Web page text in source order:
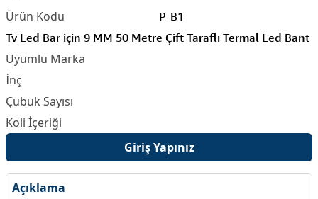
P-B1
Tv Led Bar için 9 MM 50 Metre Çift Taraflı Termal Led Bant
Giriş Yapınız
Açıklama